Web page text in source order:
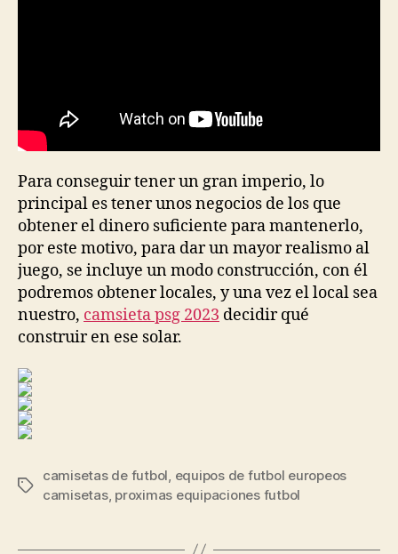
Para conseguir tener un gran imperio, lo
principal es tener unos negocios de los que
obtener el dinero suficiente para mantenerlo,
por este motivo, para dar un mayor realismo al
juego, se incluye un modo construcción, con él
podremos obtener locales, y una vez el local sea
nuestro, camsieta psg 2023 decidir qué
construir en ese solar.
Etiquetas
camisetas de futbol, equipos de futbol europeos
camisetas, proximas equipaciones futbol